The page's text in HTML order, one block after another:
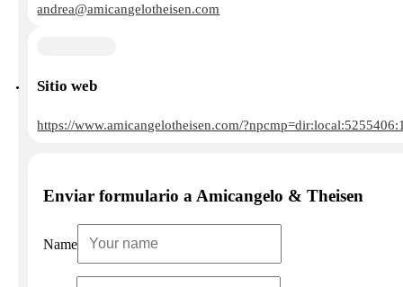
andrea@amicangelotheisen.com
Sitio web
https://www.amicangelotheisen.com/
Enviar formulario a Amicangelo & Theisen
Name